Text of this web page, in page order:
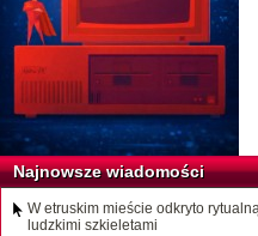
Najnowsze wiadomości
W etruskim mieście odkryto
ludzkimi szkieletami